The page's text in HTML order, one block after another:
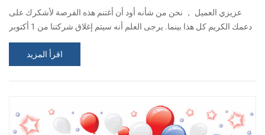
عزيزي العميل ， نحن من شأنه أود أن أغتنم هذه الفرصة لأشكرك على
دعمك الكريم كل هذا بينما. يرجى العلم أنه سيتم إغلاق شركتنا من 1 أكتوبر
إلى 6 أكتوبر ، احتفالًا بالعيد الوطني و منتصف الخريف مهرجان. سيتم قبول
أي طلب ولكن لن تتم معالجته حتى السابع من أكتوبر آسف على أي إزعاج
تسبب. إذا يوجد أي شيء عاجل ، من فضلك الاتصال: جوزيفينا تشيو البريد
الإلكتروني : sales15@csntek.com الجوال: 86-13295927680 كاشينو
اقرأ المزيد